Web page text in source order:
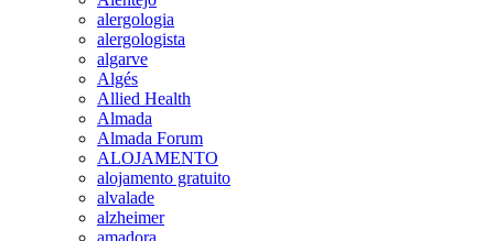
alergologia
alergologista
algarve
Algés
Allied Health
Almada
Almada Forum
ALOJAMENTO
alojamento gratuito
alvalade
alzheimer
amadora